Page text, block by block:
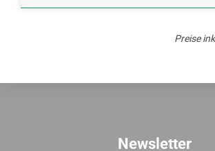
Preise
Newsletter